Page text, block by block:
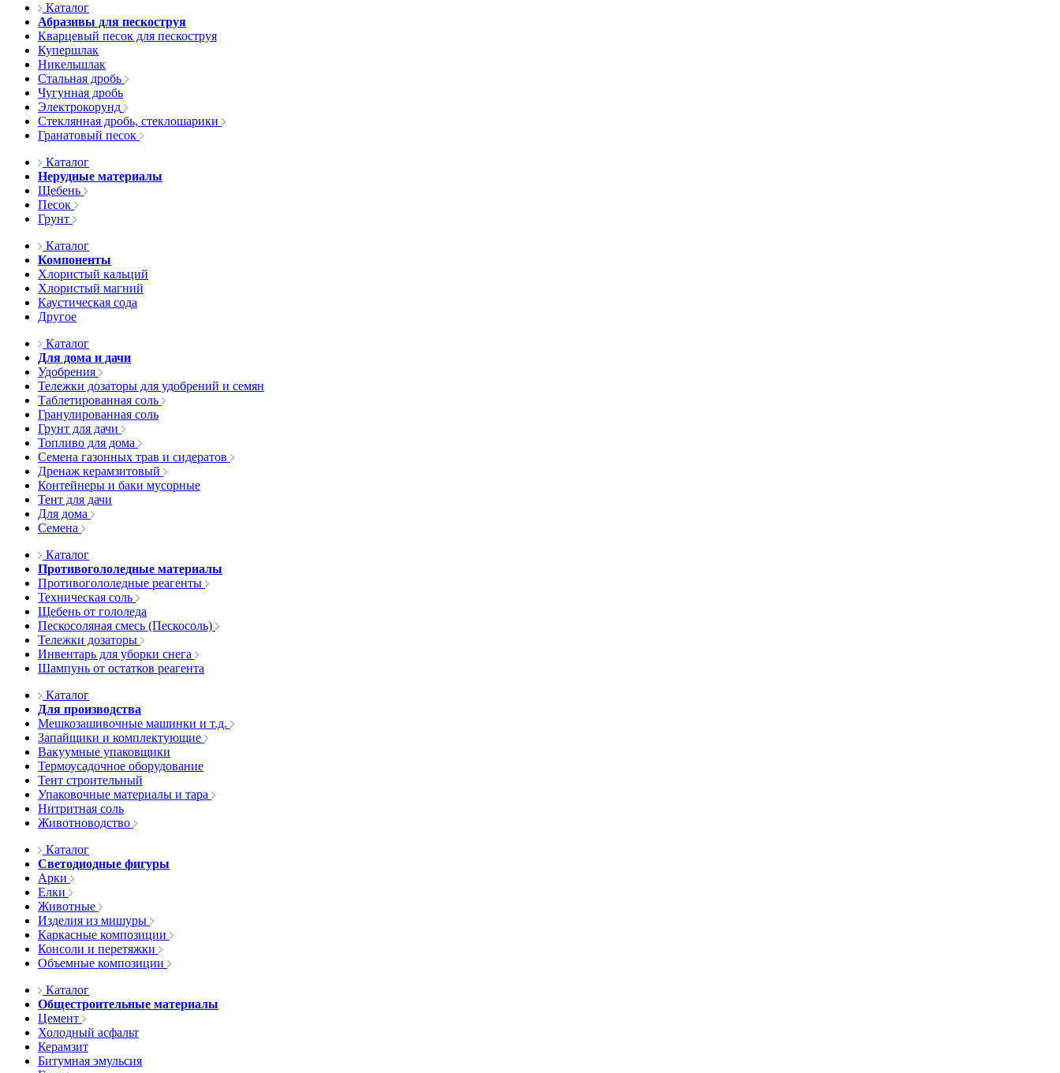
Каталог
Абразивы для пескоструя
Кварцевый песок для пескоструя
Купершлак
Никельшлак
Стальная дробь
Чугунная дробь
Электрокорунд
Стеклянная дробь, стеклошарики
Гранатовый песок
Каталог
Нерудные материалы
Щебень
Песок
Грунт
Каталог
Компоненты
Хлористый кальций
Хлористый магний
Каустическая сода
Другое
Каталог
Для дома и дачи
Удобрения
Тележки дозаторы для удобрений и семян
Таблетированная соль
Гранулированная соль
Грунт для дачи
Топливо для дома
Семена газонных трав и сидератов
Дренаж керамзитовый
Контейнеры и баки мусорные
Тент для дачи
Для дома
Семена
Каталог
Противогололедные материалы
Противогололедные реагенты
Техническая соль
Щебень от гололеда
Пескосоляная смесь (Пескосоль)
Тележки дозаторы
Инвентарь для уборки снега
Шампунь от остатков реагента
Каталог
Для производства
Мешкозашивочные машинки и т.д.
Запайщики и комплектующие
Вакуумные упаковщики
Термоусадочное оборудование
Тент строительный
Упаковочные материалы и тара
Нитритная соль
Животноводство
Каталог
Светодиодные фигуры
Арки
Елки
Животные
Изделия из мишуры
Каркасные композиции
Консоли и перетяжки
Объемные композиции
Каталог
Общестроительные материалы
Цемент
Холодный асфальт
Керамзит
Битумная эмульсия